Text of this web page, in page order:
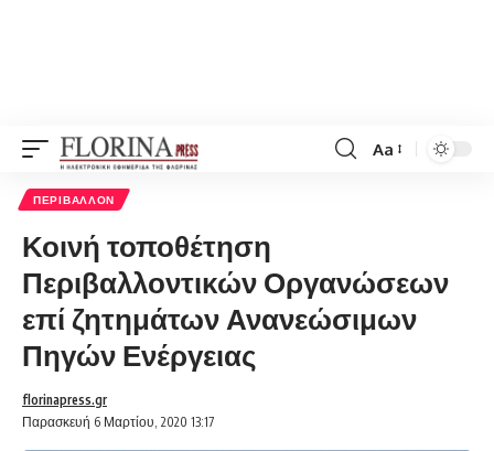
Font
Aa
ΠΕΡΙΒΆΛΛΟΝ
Κοινή τοποθέτηση
Περιβαλλοντικών Οργανώσεων
επί ζητημάτων Ανανεώσιμων
Πηγών Ενέργειας
Παρασκευή 6 Μαρτίου, 2020 13:17
florinapress.gr